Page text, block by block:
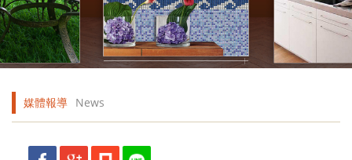
媒體報導 News